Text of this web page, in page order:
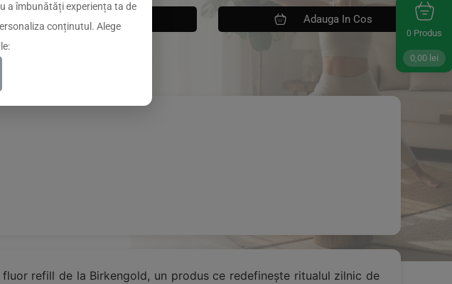
Adauga In Cos Adauga In Cos
refill de la Birkengold, un produs ce redefinește ritualul zilnic de
0 Produs
0,00 lei
a îmbunătăți experiența ta de
conținutul. Alege